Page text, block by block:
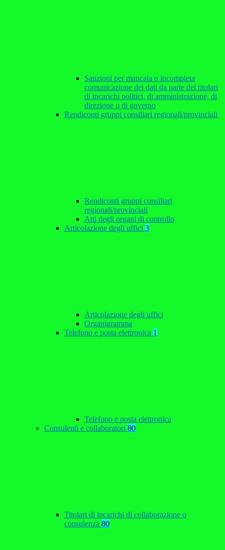
Sanzioni per mancata o incompleta
comunicazione dei dati da parte dei titolari
di incarichi politici, di amministrazione, di
direzione o di governo
Rendiconti gruppi consiliari regionali/provinciali
Rendiconti gruppi consiliari
regionali/provinciali
Atti degli organi di controllo
Articolazione degli uffici 3
Articolazione degli uffici
Organigramma
Telefono e posta elettronica 1
Telefono e posta elettronica
Consulenti e collaboratori 80
Titolari di incarichi di collaborazione o
consulenza 80